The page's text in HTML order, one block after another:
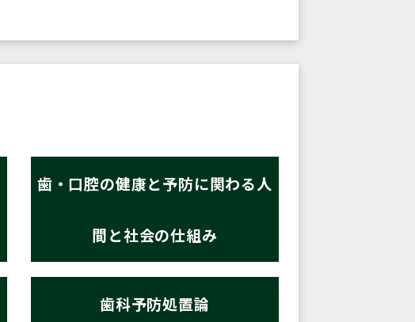
歯・口腔の健康と予防に関わる人
間と社会の仕組み
歯科予防処置論